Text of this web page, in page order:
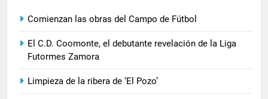
Comienzan las obras del Campo de Fútbol
El C.D. Coomonte, el debutante revelación de la Liga
Futormes Zamora
Limpieza de la ribera de ‘El Pozo’